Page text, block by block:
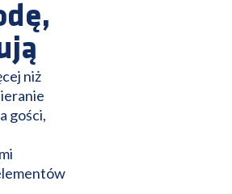
niż
gości,